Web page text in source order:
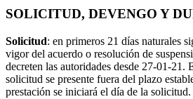
SOLICITUD, DEVENGO Y
Solicitud: en primeros 21 días naturales
vigor del acuerdo o resolución de
decreten las autoridades desde 27-01-21.
solicitud se presente fuera del plazo
prestación se iniciará el día de la solicitud.